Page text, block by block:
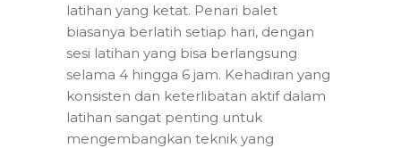
latihan yang ketat. Penari balet
biasanya berlatih setiap hari, dengan
sesi latihan yang bisa berlangsung
selama 4 hingga 6 jam. Kehadiran yang
konsisten dan keterlibatan aktif dalam
latihan sangat penting untuk
mengembangkan teknik yang